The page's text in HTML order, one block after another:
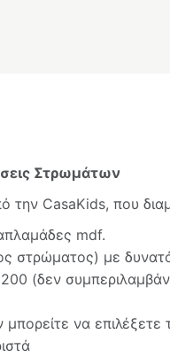
Στρωμάτων
την CasaKids, που
mdf.
στρώματος) με
(δεν
να